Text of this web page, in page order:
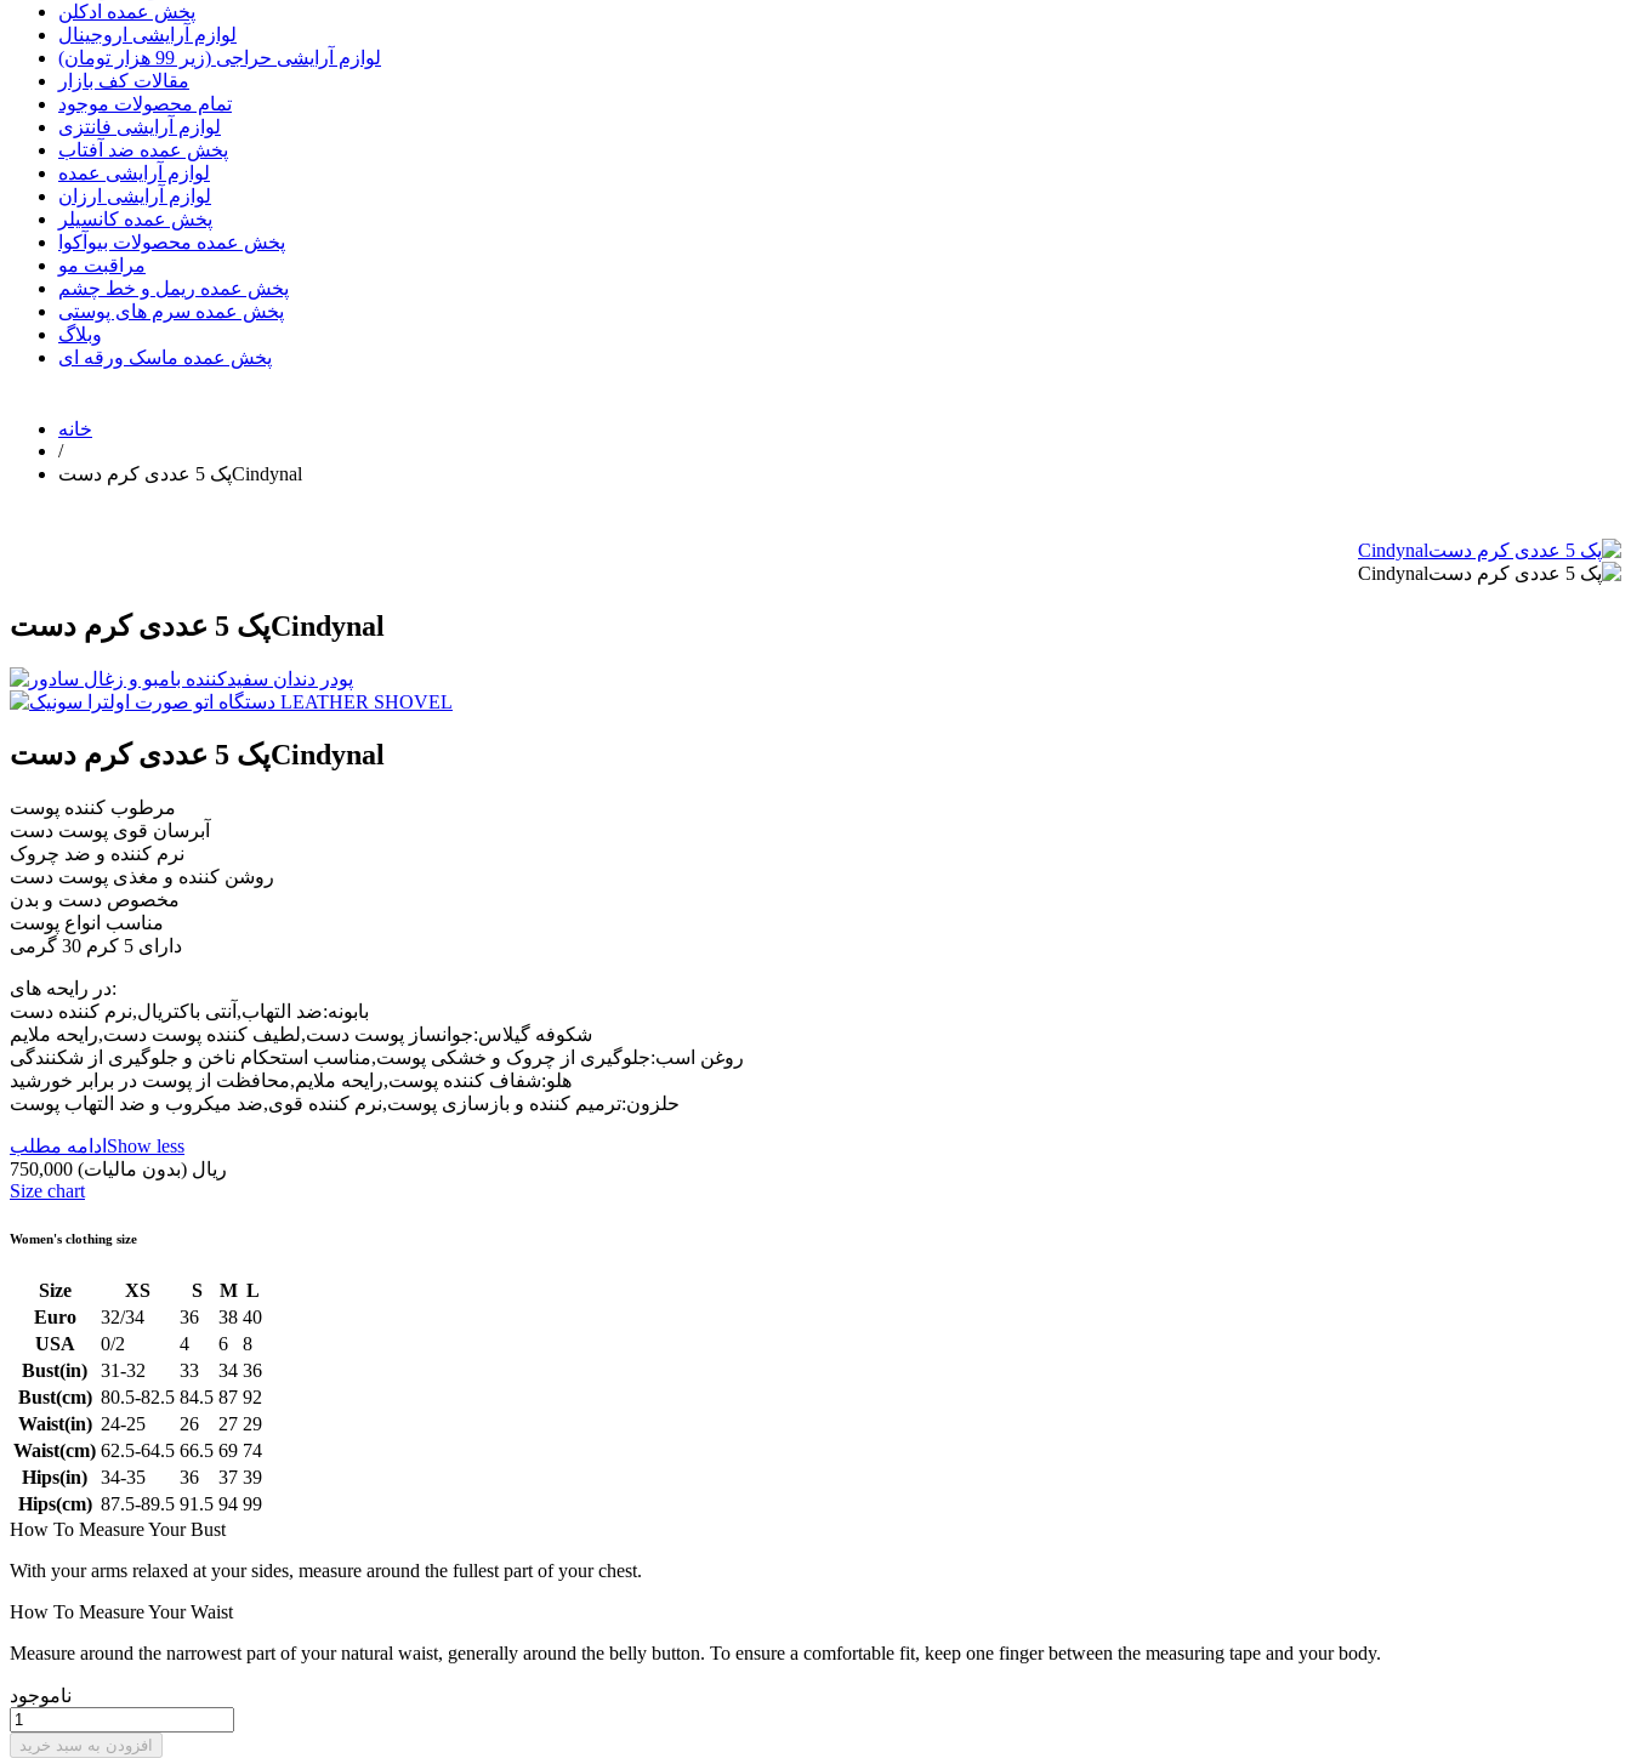
پخش عمده ادکلن
لوازم آرایشی اروجینال
لوازم آرایشی حراجی (زیر 99 هزار تومان)
مقالات کف بازار
تمام محصولات موجود
لوازم آرایشی فانتزی
پخش عمده ضد آفتاب
لوازم آرایشی عمده
لوازم آرایشی ارزان
پخش عمده کانسیلر
پخش عمده محصولات بیوآکوا
مراقبت مو
پخش عمده ریمل و خط چشم
پخش عمده سرم های پوستی
وبلاگ
پخش عمده ماسک ورقه ای
خانه
/
پک 5 عددی کرم دستCindynal
پک 5 عددی کرم دستCindynal
پک 5 عددی کرم دستCindynal
مرطوب کننده پوست
آبرسان قوی پوست دست
نرم کننده و ضد چروک
روشن کننده و مغذی پوست دست
مخصوص دست و بدن
مناسب انواع پوست
دارای 5 کرم 30 گرمی
در رایحه های:
بابونه:ضد التهاب,آنتی باکتریال,نرم کننده دست
شکوفه گیلاس:جوانساز پوست دست,لطیف کننده پوست دست,رایحه ملایم
روغن اسب:جلوگیری از چروک و خشکی پوست,مناسب استحکام ناخن و جلوگیری از شکنندگی
هلو:شفاف کننده پوست,رایحه ملایم,محافظت از پوست در برابر خورشید
حلزون:ترمیم کننده و بازسازی پوست,نرم کننده قوی,ضد میکروب و ضد التهاب پوست
ادامه مطلب Show less
750,000 ریال (بدون مالیات)
Size chart
Women's clothing size
Size XS S M L
Euro
32/34 36 38 40
USA
0/2 4 6
8
Bust(in)
31-32 33 34 36
Bust(cm) 80.5-82.5 84.5 87 92
Waist(in) 24-25 26 27 29
Waist(cm) 62.5-64.5 66.5 69 74
Hips(in)
34-35 36 37 39
Hips(cm) 87.5-89.5 91.5 94 99
How To Measure Your Bust
With your arms relaxed at your sides, measure around the fullest part of your chest.
How To Measure Your Waist
Measure around the narrowest part of your natural waist, generally around the belly button. To ensure a comfortable fit, keep one finger between the measuring tape and your body.
ناموجود
افزودن به سبد خرید